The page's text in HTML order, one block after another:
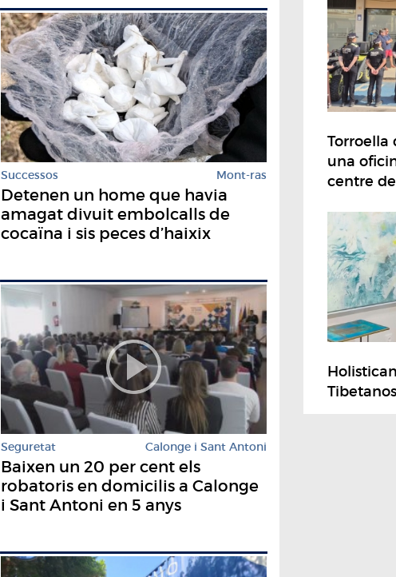
Successos Mont-ras
Detenen un home que havia
amagat divuit embolcalls de
cocaïna i sis peces d’haixix
Seguretat Calonge i Sant Antoni
Baixen un 20 per cent els
robatoris en domicilis a Calonge
i Sant Antoni en 5 anys
Torroella
una
centre